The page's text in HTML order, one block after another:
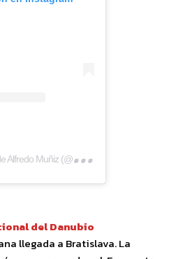
Una
publicación compartida de Alfredo Muñiz (@eltestamentodelgallo)
del Danubio
llegada a Bratislava. La